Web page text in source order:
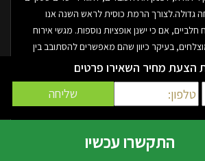
גדולה.לצורך הרמת כוסית לראש השנה אנו
אם כי ישנן אופציות נוספות. מגשי אירוח
בעיקר כיוון שהם מאפשרים להסתובב בין
של מנות ולאורך כל האירוע לשמור על תחושה
גם בשירות שולחן שוק חלבי שזה הוא שולחן המלא
לגשת בחופשיות ולאכול ממבחר המטעמים.
כאשר בין היתר אנחנו בהד שף יודעים להציע
הצעת מחיר השאירו פרטים
התקשרו עכשיו